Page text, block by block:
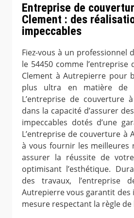
Entreprise de
Clement : des
impeccables
Fiez-vous à un professionnel
le 54450 comme l’entreprise
Clement à Autrepierre pour
plus ultra en matière de
L’entreprise de couverture
dans la capacité d’assurer
impeccables dotés d’une
L’entreprise de couverture à
à vous fournir les meilleures
assurer la réussite de
optimisant l’esthétique.
des travaux, l’entreprise
Autrepierre vous garantit
mesure respectant la règle de